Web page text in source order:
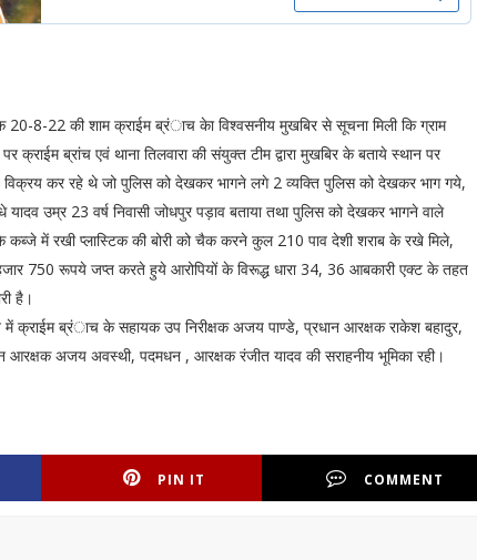
22 की शाम क्राईम ब्रंाच केा विश्वसनीय मुखबिर से सूचना मिली कि ग्राम
ब्रांच एवं थाना तिलवारा की संयुक्त टीम द्वारा मुखबिर के बताये स्थान पर
विक्रय कर रहे थे जो पुलिस को देखकर भागने लगे 2 व्यक्ति पुलिस को देखकर भाग गये,
उम्र 23 वर्ष निवासी जोधपुर पड़ाव बताया तथा पुलिस को देखकर भागने वाले
कब्जे में रखी प्लास्टिक की बोरी को चैक करने कुल 210 पाव देशी शराब के रखे मिले,
750 रूपये जप्त करते हुये आरोपियों के विरूद्ध धारा 34, 36 आबकारी एक्ट के तहत
है।
क्राईम ब्रंाच के सहायक उप निरीक्षक अजय पाण्डे, प्रधान आरक्षक राकेश बहादुर,
आरक्षक अजय अवस्थी, पदमधन , आरक्षक रंजीत यादव की सराहनीय भूमिका रही।
PIN IT COMMENT